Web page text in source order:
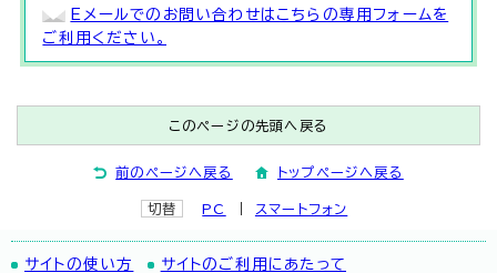
Eメールでのお問い合わせはこちらの専用フォームを
ご利用ください。
このページの先頭へ戻る
前のページへ戻る トップページへ戻る
切替 PC スマートフォン
サイトの使い方
サイトのご利用にあたって